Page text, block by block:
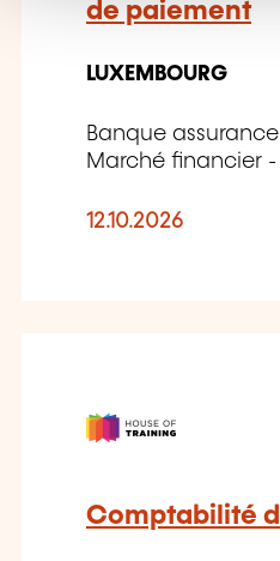
de paiement
LUXEMBOURG
Banque
Marché financier
12.10.2026
Comptabilité